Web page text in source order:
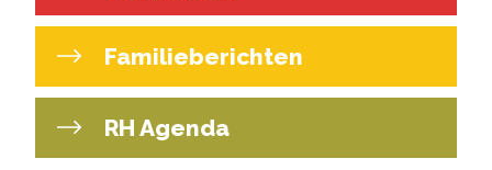
Familieberichten
RH Agenda